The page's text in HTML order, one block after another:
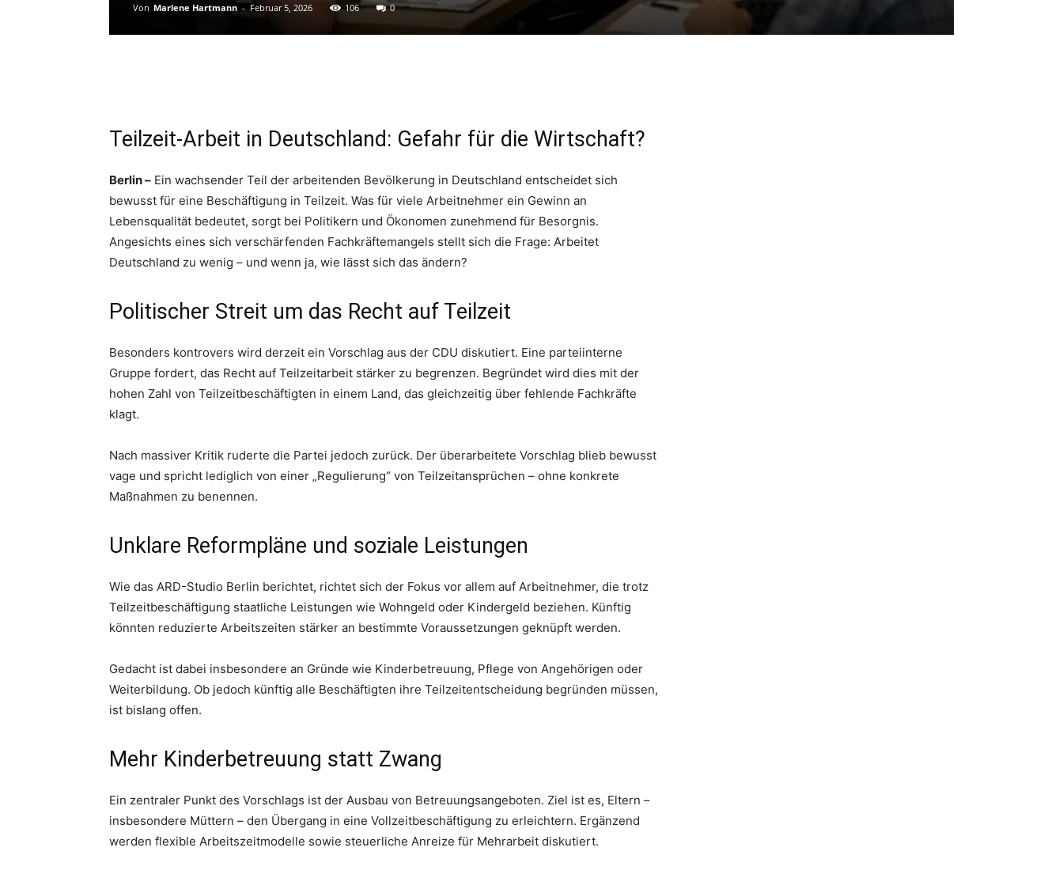
Von Marlene Hartmann - Februar 5, 2026 106 0
Teilzeit-Arbeit in Deutschland: Gefahr für die Wirtschaft?
Berlin – Ein wachsender Teil der arbeitenden Bevölkerung in Deutschland entscheidet sich
bewusst für eine Beschäftigung in Teilzeit. Was für viele Arbeitnehmer ein Gewinn an
Lebensqualität bedeutet, sorgt bei Politikern und Ökonomen zunehmend für Besorgnis.
Angesichts eines sich verschärfenden Fachkräftemangels stellt sich die Frage: Arbeitet
Deutschland zu wenig – und wenn ja, wie lässt sich das ändern?
Politischer Streit um das Recht auf Teilzeit
Besonders kontrovers wird derzeit ein Vorschlag aus der CDU diskutiert. Eine parteiinterne
Gruppe fordert, das Recht auf Teilzeitarbeit stärker zu begrenzen. Begründet wird dies mit der
hohen Zahl von Teilzeitbeschäftigten in einem Land, das gleichzeitig über fehlende Fachkräfte
klagt.
Nach massiver Kritik ruderte die Partei jedoch zurück. Der überarbeitete Vorschlag blieb bewusst
vage und spricht lediglich von einer „Regulierung“ von Teilzeitansprüchen – ohne konkrete
Maßnahmen zu benennen.
Unklare Reformpläne und soziale Leistungen
Wie das ARD-Studio Berlin berichtet, richtet sich der Fokus vor allem auf Arbeitnehmer, die trotz
Teilzeitbeschäftigung staatliche Leistungen wie Wohngeld oder Kindergeld beziehen. Künftig
könnten reduzierte Arbeitszeiten stärker an bestimmte Voraussetzungen geknüpft werden.
Gedacht ist dabei insbesondere an Gründe wie Kinderbetreuung, Pflege von Angehörigen oder
Weiterbildung. Ob jedoch künftig alle Beschäftigten ihre Teilzeitentscheidung begründen müssen,
ist bislang offen.
Mehr Kinderbetreuung statt Zwang
Ein zentraler Punkt des Vorschlags ist der Ausbau von Betreuungsangeboten. Ziel ist es, Eltern –
insbesondere Müttern – den Übergang in eine Vollzeitbeschäftigung zu erleichtern. Ergänzend
werden flexible Arbeitszeitmodelle sowie steuerliche Anreize für Mehrarbeit diskutiert.